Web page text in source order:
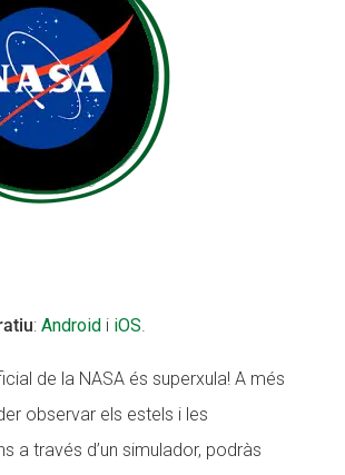
: Android i iOS.
de la NASA és superxula! A més
observar els estels i les
a través d’un simulador, podràs